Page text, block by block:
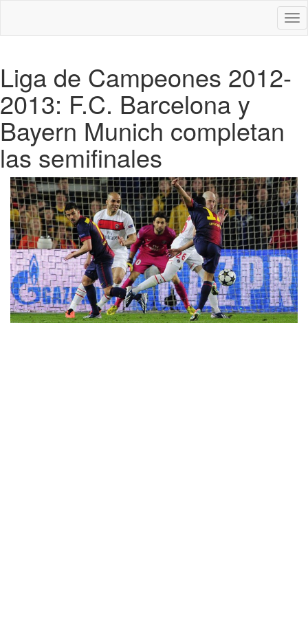
Liga de Campeones 2012-
2013: F.C. Barcelona y
Bayern Munich completan
las semifinales